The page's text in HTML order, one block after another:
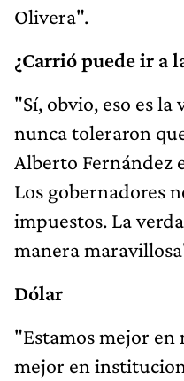
Olivera".
¿Carrió puede ir a
"Sí, obvio, eso es la
nunca toleraron
Alberto Fernández
Los gobernadores
impuestos. La
manera
Dólar
"Estamos mejor en
mejor en